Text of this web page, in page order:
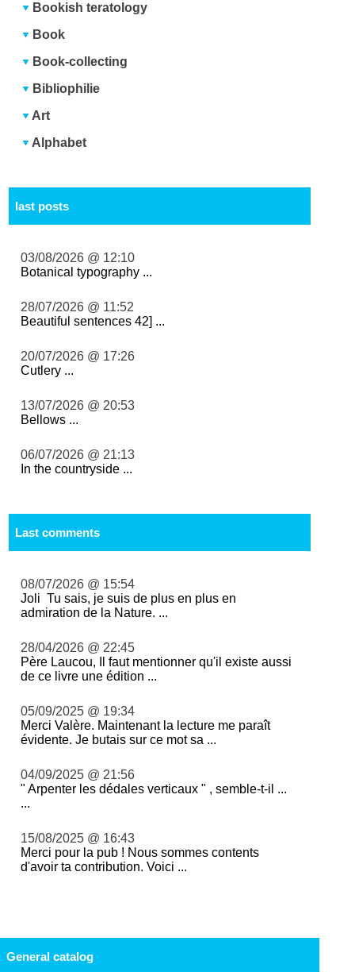
Bookish teratology
Book
Book-collecting
Bibliophilie
Art
Alphabet
last posts
03/08/2026 @ 12:10
Botanical typography ...
28/07/2026 @ 11:52
Beautiful sentences 42] ...
20/07/2026 @ 17:26
Cutlery ...
13/07/2026 @ 20:53
Bellows ...
06/07/2026 @ 21:13
In the countryside ...
Last comments
08/07/2026 @ 15:54
Joli Tu sais, je suis de plus en plus en
admiration de la Nature. ...
28/04/2026 @ 22:45
Père Laucou, Il faut mentionner qu'il existe aussi
de ce livre une édition ...
05/09/2025 @ 19:34
Merci Valère. Maintenant la lecture me paraît
évidente. Je butais sur ce mot sa ...
04/09/2025 @ 21:56
" Arpenter les dédales verticaux " , semble-t-il ...
...
15/08/2025 @ 16:43
Merci pour la pub ! Nous sommes contents
d'avoir ta contribution. Voici ...
General catalog